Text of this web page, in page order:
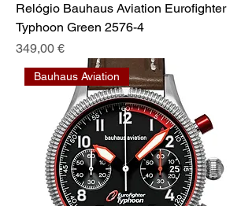
Relógio Bauhaus Aviation Eurofighter
Typhoon Green 2576-4
Preis
349,00 €
Bauhaus Aviation